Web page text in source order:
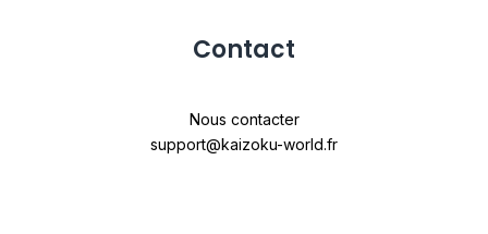
Contact
Nous contacter
support@kaizoku-world.fr